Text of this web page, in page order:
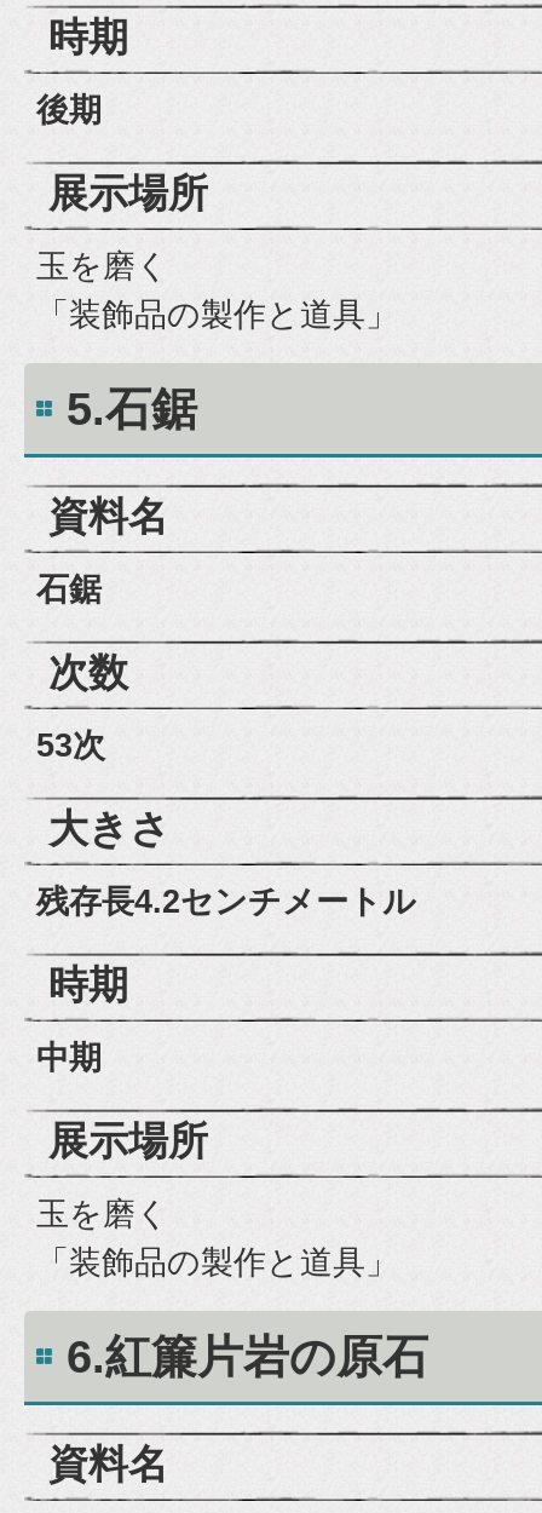
時期
後期
展示場所
玉を磨く
「装飾品の製作と道具」
5.石鋸
資料名
石鋸
次数
53次
大きさ
残存長4.2センチメートル
時期
中期
展示場所
玉を磨く
「装飾品の製作と道具」
6.紅簾片岩の原石
資料名